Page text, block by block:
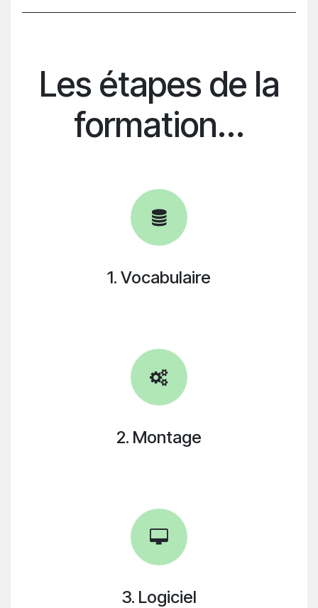
Les étapes de la
formation...
1. Vocabulaire
2. Montage
3. Logiciel